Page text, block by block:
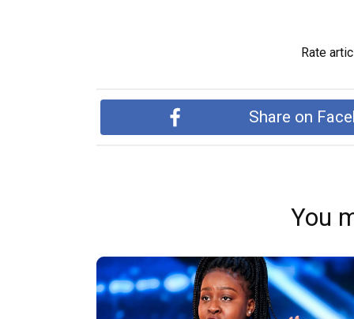
Rate
Share on
You